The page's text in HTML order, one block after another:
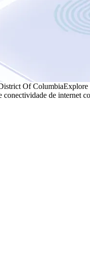
Of ColumbiaExplore
conectividade de internet